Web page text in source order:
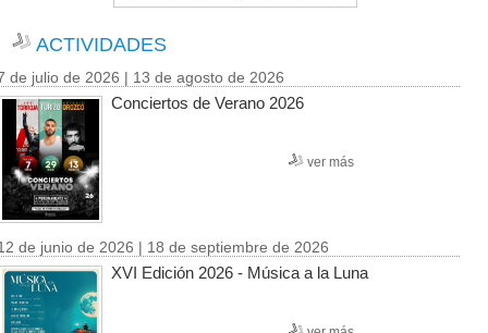
ACTIVIDADES
de julio de 2026 | 13 de agosto de 2026
Conciertos de Verano 2026
ver más
de junio de 2026 | 18 de septiembre de 2026
XVI Edición 2026 - Música a la Luna